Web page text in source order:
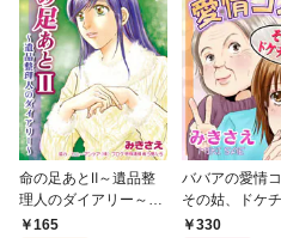
命の足あとⅡ～遺品整
理人のダイアリー～
1巻165
ババアの愛情
その姑、ドケ
～330